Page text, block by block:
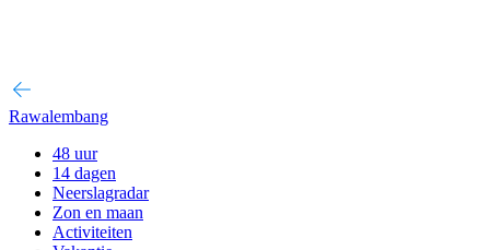
Rawalembang
48 uur
14 dagen
Neerslagradar
Zon en maan
Activiteiten